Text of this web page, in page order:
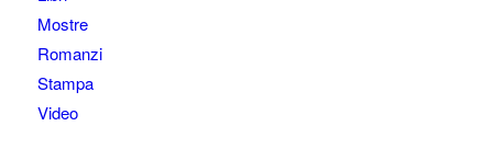
Mostre
Romanzi
Stampa
Video